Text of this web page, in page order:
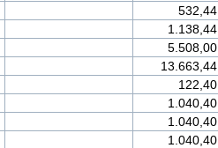
532,44
1.138,44
5.508,00
13.663,44
122,40
1.040,40
1.040,40
1.040,40